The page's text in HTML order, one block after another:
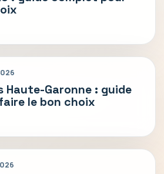
Haute-Garonne : guide
le bon choix